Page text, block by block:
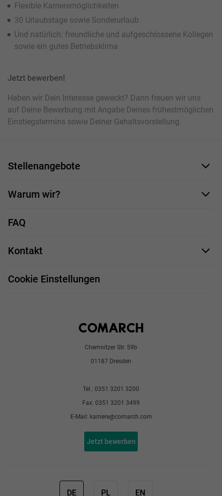
Flexible Karrieremöglichkeiten
30 Urlaubstage sowie Sonderurlaub
Und natürlich: freundliche und aufgeschlossene Kollegen
sowie ein gutes Betriebsklima
Jetzt bewerben!
Haben wir Dein Interesse geweckt? Dann freuen wir uns
auf Deine Bewerbung mit Angabe Deines frühestmöglichen
Einstiegstermins sowie Deiner Gehaltsvorstellung.
Chemnitzer Str. 59b
01187 Dresden
Tel.: 0351 3201 3200
Fax: 0351 3201 3499
E-Mail: karriere@comarch.com
Jetzt bewerben
Stellenangebote
Bewerbungsformular
Warum wir?
Stellenprofile
Bewerbungsprozess
FAQ
Kontakt
Impressum
Cookie Einstellungen
DE PL EN